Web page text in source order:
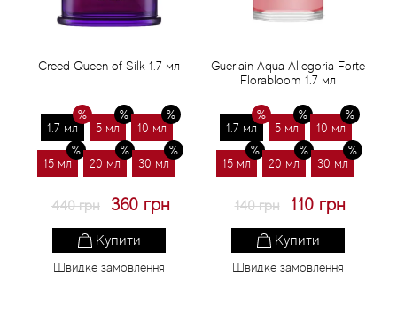
Creed Queen of Silk 1.7 мл
1.7 мл 5 мл 10 мл
15 мл 20 мл 30 мл
440 грн 360 грн
Купити
Швидке замовлення
Guerlain Aqua Allegoria Forte
Florabloom 1.7 мл
1.7 мл 5 мл 10 мл
15 мл 20 мл 30 мл
140 грн 110 грн
Купити
Швидке замовлення